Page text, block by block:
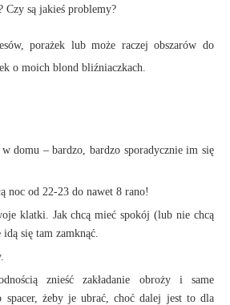
Czy są jakieś problemy?
porażek lub może raczej obszarów do
o moich blond bliźniaczkach.
domu – bardzo, bardzo sporadycznie im się
noc od 22-23 do nawet 8 rano!
klatki. Jak chcą mieć spokój (lub nie chcą
idą się tam zamknąć.
znieść zakładanie obroży i same
spacer, żeby je ubrać, choć dalej jest to dla